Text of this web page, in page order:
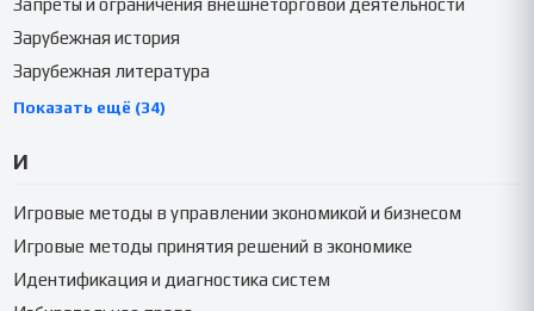
Запреты и ограничения внешнеторговой деятельности
Зарубежная история
Зарубежная литература
Показать ещё (34)
И
Игровые методы в управлении экономикой и бизнесом
Игровые методы принятия решений в экономике
Идентификация и диагностика систем